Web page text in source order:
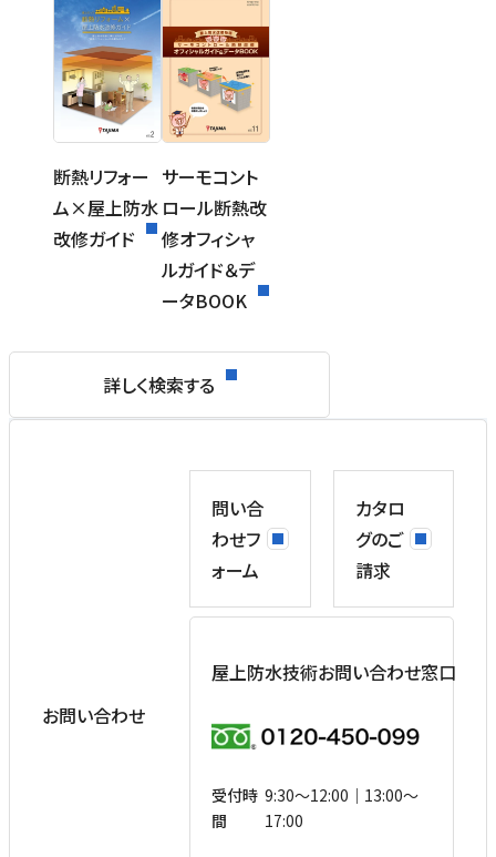
断熱リフォー
ム×屋上防水
改修ガイド
サーモコント
ロール断熱改
修オフィシャ
ルガイド＆デ
ータBOOK
詳しく検索する
お問い合わせ
問い合
わせフ
ォーム
カタロ
グのご
請求
屋上防水技術お問い合わせ窓口
受付時
間
9:30〜12:00｜13:00〜
17:00